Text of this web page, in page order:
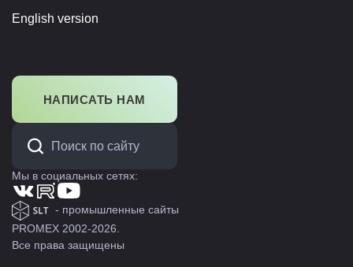
English version
НАПИСАТЬ НАМ
Мы в социальных сетях:
- промышленные сайты
PROMEX 2002-2026.
Все права защищены